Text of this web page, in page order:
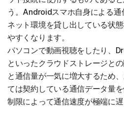
う。Androidスマホ自身による
ネット環境を貸し出している状
やすくなります。
パソコンで動画視聴をしたり、
といったクラウドストレージと
と通信量が一気に増大するため
ては契約している通信データ量
制限によって通信速度が極端に遅